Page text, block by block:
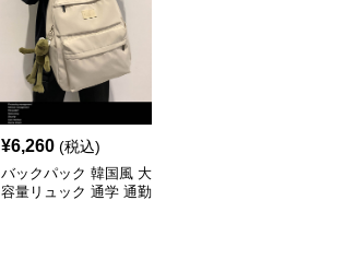
¥6,260 (税込)
バックパック 韓国風 大
容量リュック 通学 通勤